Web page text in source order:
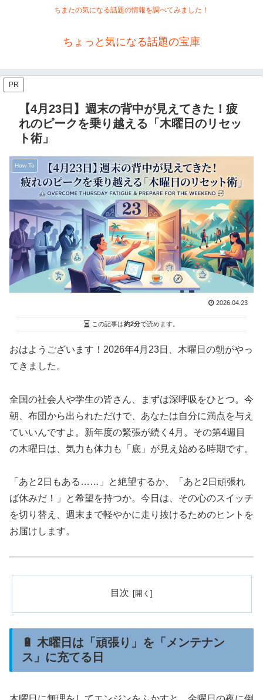
ちまたの気になる話題の情報を調べてみました！
ちょっと気になる話題の宝庫
PR
【4月23日】週末の背中が見えてきた！疲
れのピークを乗り越える「木曜日のリセッ
ト術」
How To
2026.04.23
この記事は約2分で読めます。
おはようございます！2026年4月23日、木曜日の朝がやっ
てきました。
全国の社会人や学生の皆さん、まずは深呼吸をひとつ。今
朝、布団から出られただけで、あなたは自分に満点を与え
ていいんですよ。新年度の緊張が続く4月。その第4週目
の木曜日は、気力も体力も「底」が見え始める時期です。
「あと2日もある……」と絶望するか、「あと2日頑張れ
ば休みだ！」と希望を持つか。今日は、その心のスイッチ
を切り替え、週末まで軽やかに走り抜けるためのヒントを
お届けします。
目次
🔋 木曜日は「頑張り」を「メンテナン
ス」に充てる日